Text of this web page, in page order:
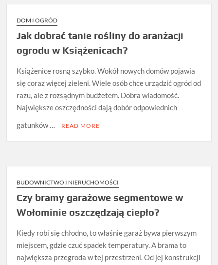
DOM I OGRÓD
Jak dobrać tanie rośliny do aranżacji
ogrodu w Książenicach?
Książenice rosną szybko. Wokół nowych domów pojawia
się coraz więcej zieleni. Wiele osób chce urządzić ogród od
razu, ale z rozsądnym budżetem. Dobra wiadomość.
Największe oszczędności dają dobór odpowiednich
gatunków …
READ MORE
BUDOWNICTWO I NIERUCHOMOŚCI
Czy bramy garażowe segmentowe w
Wołominie oszczędzają ciepło?
Kiedy robi się chłodno, to właśnie garaż bywa pierwszym
miejscem, gdzie czuć spadek temperatury. A brama to
największa przegroda w tej przestrzeni. Od jej konstrukcji